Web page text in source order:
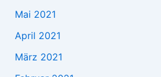
Mai 2021
April 2021
März 2021